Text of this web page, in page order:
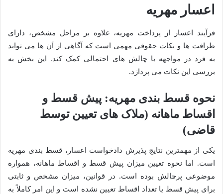
اعسار مهریه
فرآیند اعسار از پرداخت مهریه، علاوه بر مراحل مشخص، دارای
ظرافت ها و نکات حقوقی مهمی است که آگاهی از آن ها می تواند
به فرد در مواجهه با چالش های احتمالی کمک کند. این بخش به
بررسی این نکات می پردازد.
نحوه قسط بندی مهریه: پیش قسط و
اقساط ماهانه (ملاک های تعیین توسط
قاضی)
یکی از مهمترین نتایج پذیرش دادخواست اعسار، قسط بندی مهریه
است. اما نحوه تعیین میزان پیش قسط و اقساط ماهانه، همواره
موضوعی پرچالش بوده است. در قوانین، میزان مشخص و ثابتی
برای پیش قسط یا تعداد اقساط تعیین نشده است و این امر کاملاً به